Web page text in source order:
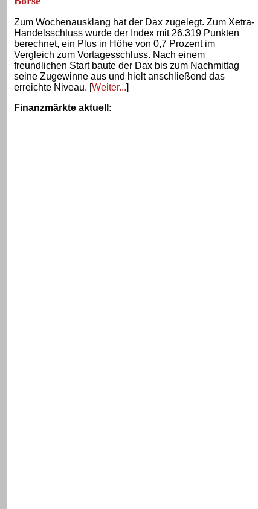
Zum Wochenausklang hat der Dax zugelegt. Zum Xetra-
Handelsschluss wurde der Index mit 26.319 Punkten
berechnet, ein Plus in Höhe von 0,7 Prozent im
Vergleich zum Vortagesschluss. Nach einem
freundlichen Start baute der Dax bis zum Nachmittag
seine Zugewinne aus und hielt anschließend das
erreichte Niveau. [Weiter...]
Finanzmärkte aktuell :